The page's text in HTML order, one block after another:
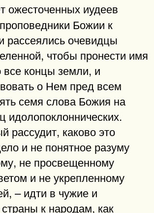
ожесточенных иудеев
Божии к
рассеялись очевидцы
чтобы пронести имя
все концы земли, и
о Нем пред всем
семя слова Божия на
идолопоклоннических.
рассудит, каково это
и не понятное разуму
не просвещенному
и не укрепленному
– идти в чужие и
к народам, как